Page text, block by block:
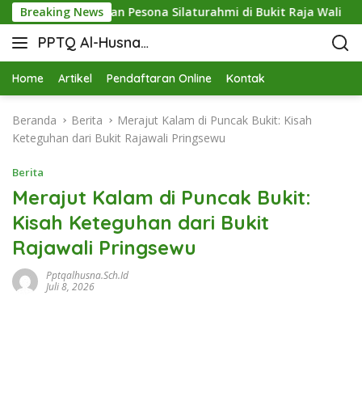
Breaking News
dan Pesona Silaturahmi di Bukit Raja Wali
PPTQ Al-Husna
Bukit Raja Wali
Home Artikel Pendaftaran Online Kontak
Beranda Berita
Merajut Kalam di Puncak Bukit: Kisah
Keteguhan dari Bukit Rajawali Pringsewu
Berita
Merajut Kalam di Puncak Bukit:
Kisah Keteguhan dari Bukit
Rajawali Pringsewu
Pptqalhusna.sch.id
Juli 8, 2026